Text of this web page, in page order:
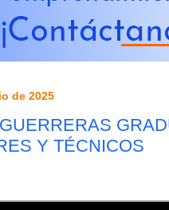
de 2025
Y TÉCNICOS